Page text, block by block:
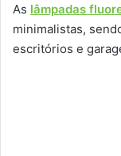
As lâmpadas
minimalistas,
escritórios e